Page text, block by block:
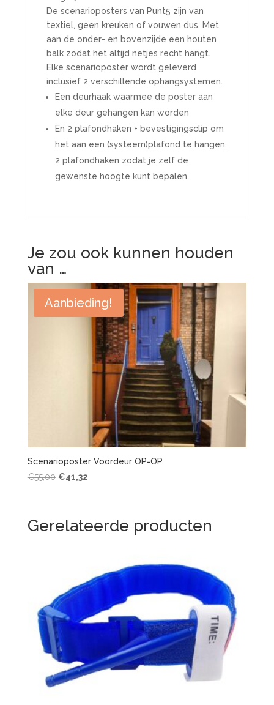
De scenarioposters van Punt5 zijn van
textiel, geen kreuken of vouwen dus. Met
aan de onder- en bovenzijde een houten
balk zodat het altijd netjes recht hangt.
Elke scenarioposter wordt geleverd
inclusief 2 verschillende ophangsystemen.
Een deurhaak waarmee de poster aan
elke deur gehangen kan worden
En 2 plafondhaken + bevestigingsclip om
het aan een (systeem)plafond te hangen,
2 plafondhaken zodat je zelf de
gewenste hoogte kunt bepalen.
Je zou ook kunnen houden
van …
Aanbieding!
Scenarioposter Voordeur OP=OP
€55,00 Oorspronkelijke
€55,00.
€41,32Huidige
Gerelateerde producten